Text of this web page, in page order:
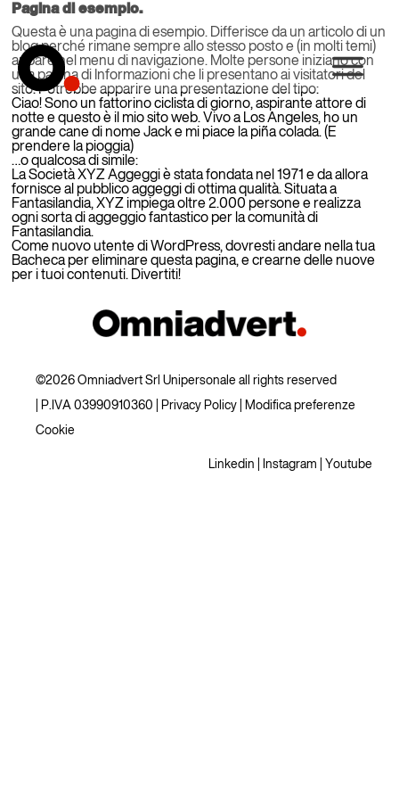
Pagina di esempio.
Questa è una pagina di esempio. Differisce da un articolo di un
blog perché rimane sempre allo stesso posto e (in molti temi)
appare nel menu di navigazione. Molte persone iniziano con
una pagina di Informazioni che li presentano ai visitatori del
sito. Potrebbe apparire una presentazione del tipo:
Ciao! Sono un fattorino ciclista di giorno, aspirante attore di
notte e questo è il mio sito web. Vivo a Los Angeles, ho un
grande cane di nome Jack e mi piace la piña colada. (E
prendere la pioggia)
…o qualcosa di simile:
La Società XYZ Aggeggi è stata fondata nel 1971 e da allora
fornisce al pubblico aggeggi di ottima qualità. Situata a
Fantasilandia, XYZ impiega oltre 2.000 persone e realizza
ogni sorta di aggeggio fantastico per la comunità di
Fantasilandia.
Come nuovo utente di WordPress, dovresti andare nella tua
Bachecaper eliminare questa pagina, e crearne delle nuove
per i tuoi contenuti. Divertiti!
©2026 Omniadvert Srl Unipersonale all rights reserved
| P.IVA 03990910360 |
Privacy Policy
Modifica preferenze
Cookie
Linkedin Instagram Youtube